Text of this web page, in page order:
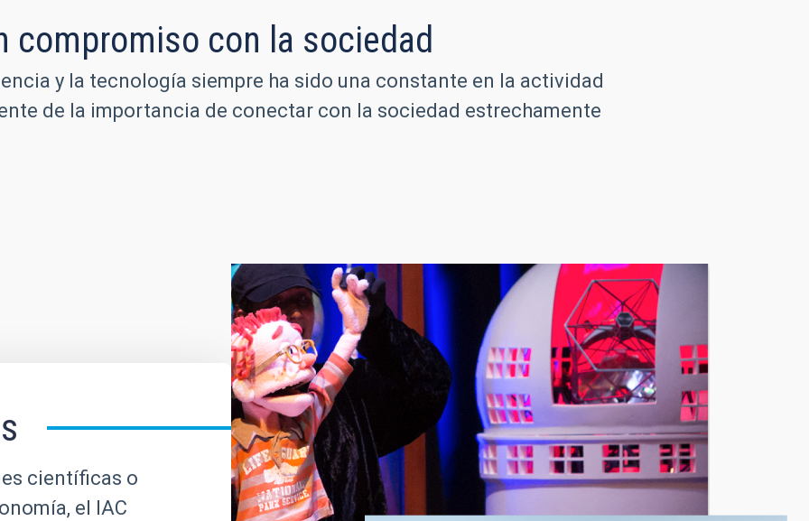
compromiso con la sociedad
y la tecnología siempre ha sido una constante en la actividad
de la importancia de conectar con la sociedad estrechamente
científicas o
el IAC